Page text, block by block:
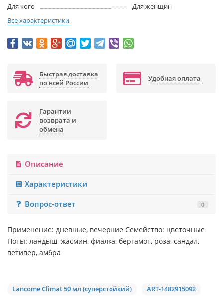
Для кого
Для женщин
Все характеристики
Быстрая доставка
по всей России
Удобная оплата
Гарантии
возврата и
обмена
Описание
Характеристики
Вопрос-ответ
0
Применение: дневные, вечерние Семейство: цветочные
Ноты: ландыш, жасмин, фиалка, бергамот, роза, сандал,
ветивер, амбра
Lancome Climat 50 мл (суперстойкий)
ART-1482915092